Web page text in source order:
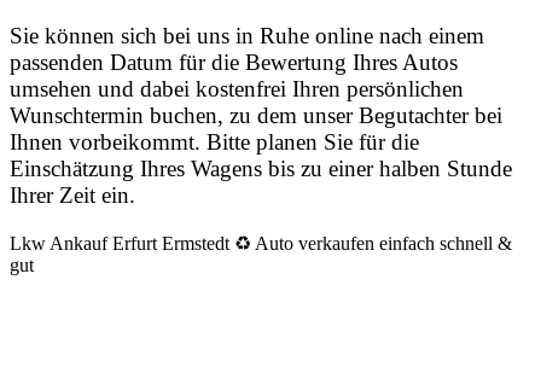
Sie können sich bei uns in Ruhe online nach einem
passenden Datum für die Bewertung Ihres Autos
umsehen und dabei kostenfrei Ihren persönlichen
Wunschtermin buchen, zu dem unser Begutachter bei
Ihnen vorbeikommt. Bitte planen Sie für die
Einschätzung Ihres Wagens bis zu einer halben Stunde
Ihrer Zeit ein.
Lkw Ankauf Erfurt Ermstedt ♻️ Auto verkaufen einfach schnell &
gut